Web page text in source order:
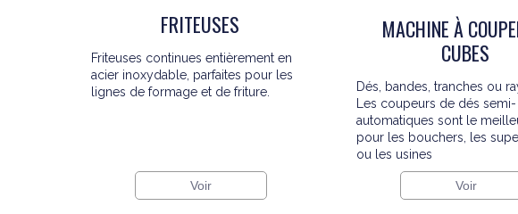
FRITEUSES
Friteuses continues entièrement en
acier inoxydable, parfaites pour les
lignes de formage et de friture.
Voir
MACHINE À
CUBES
Dés, bandes, tranches ou
Les coupeurs de dés semi-
automatiques sont le
pour les bouchers, les
ou les usines
Voir